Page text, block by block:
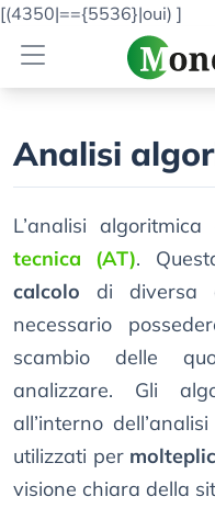
[(4350|=={5536}|oui) ]
Analisi
L’analisi
tecnica (AT).
calcolo di diversa
necessario
scambio delle
analizzare. Gli
all’interno
utilizzati per
visione chiara della